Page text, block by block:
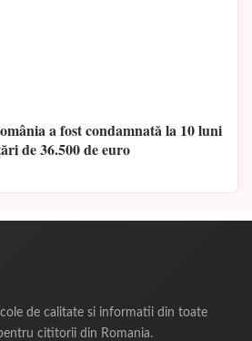
a fost condamnată la 10 luni
de 36.500 de euro
de calitate si informatii din toate
cititorii din Romania.